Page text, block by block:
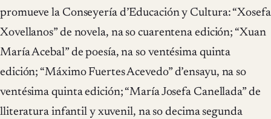
promueve la Conseyería d’Educación y Cultura: “Xosefa
Xovellanos” de novela, na so cuarentena edición; “Xuan
María Acebal” de poesía, na so ventésima quinta
edición; “Máximo Fuertes Acevedo” d’ensayu, na so
ventésima quinta edición; “María Josefa Canellada” de
lliteratura infantil y xuvenil, na so decima segunda